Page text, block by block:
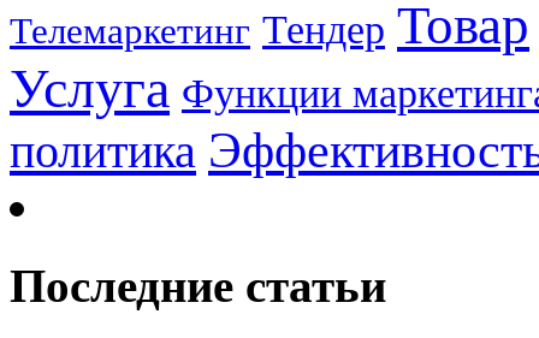
Телемаркетинг Тендер Товар
Услуга Функции
политика
Последние статьи